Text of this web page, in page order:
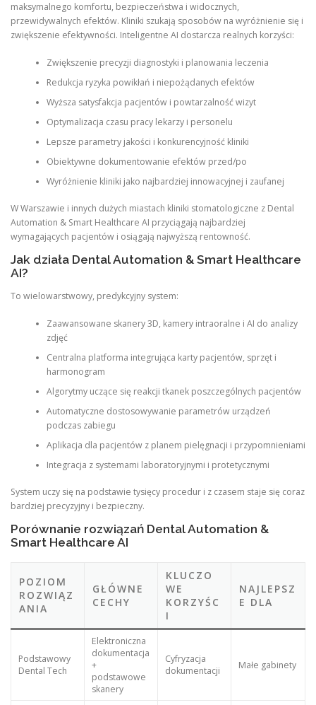
maksymalnego komfortu, bezpieczeństwa i widocznych,
przewidywalnych efektów. Kliniki szukają sposobów na wyróżnienie się i
zwiększenie efektywności. Inteligentne AI dostarcza realnych korzyści:
Zwiększenie precyzji diagnostyki i planowania leczenia
Redukcja ryzyka powikłań i niepożądanych efektów
Wyższa satysfakcja pacjentów i powtarzalność wizyt
Optymalizacja czasu pracy lekarzy i personelu
Lepsze parametry jakości i konkurencyjność kliniki
Obiektywne dokumentowanie efektów przed/po
Wyróżnienie kliniki jako najbardziej innowacyjnej i zaufanej
W Warszawie i innych dużych miastach kliniki stomatologiczne z Dental
Automation & Smart Healthcare AI przyciągają najbardziej
wymagających pacjentów i osiągają najwyższą rentowność.
Jak działa Dental Automation & Smart Healthcare
AI?
To wielowarstwowy, predykcyjny system:
Zaawansowane skanery 3D, kamery intraoralne i AI do analizy
zdjęć
Centralna platforma integrująca karty pacjentów, sprzęt i
harmonogram
Algorytmy uczące się reakcji tkanek poszczególnych pacjentów
Automatyczne dostosowywanie parametrów urządzeń
podczas zabiegu
Aplikacja dla pacjentów z planem pielęgnacji i przypomnieniami
Integracja z systemami laboratoryjnymi i protetycznymi
System uczy się na podstawie tysięcy procedur i z czasem staje się coraz
bardziej precyzyjny i bezpieczny.
Porównanie rozwiązań Dental Automation &
Smart Healthcare AI
POZIOM
ROZWIĄZ
ANIA
GŁÓWNE
CECHY
KLUCZO
WE
KORZYŚC
I
NAJLEPSZ
E DLA
Podstawowy
Dental Tech
Elektroniczna
dokumentacja
+
podstawowe
skanery
Cyfryzacja
dokumentacji
Małe gabinety